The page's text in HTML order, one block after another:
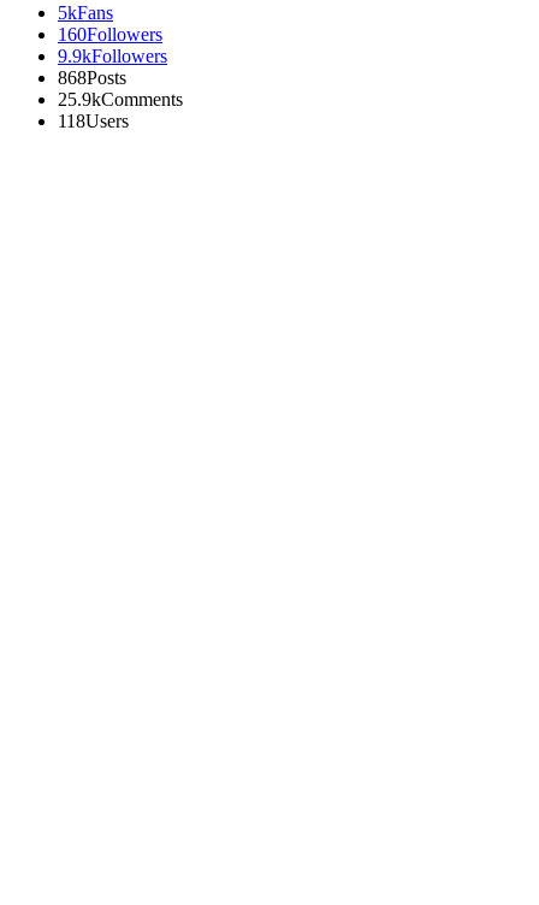
5kFans
160Followers
9.9kFollowers
868Posts
25.9kComments
118Users